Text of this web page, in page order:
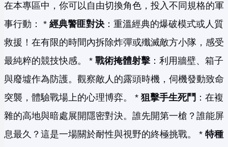
在本專區中，你可以自由切換角色，投入不同規格的軍
事行動： * 經典警匪對決 ：重溫經典的爆破模式或人質
救援！在有限的時間內拆除炸彈或殲滅敵方小隊，感受
最純粹的競技快感。 * 戰術掩體射擊 ：利用牆壁、箱子
與廢墟作為防護。觀察敵人的露頭時機，伺機發動致命
突襲，體驗戰場上的心理博弈。 * 狙擊手生死鬥 ：在複
雜的高地與暗處展開隱密對決。誰先開第一槍？誰能屏
息最久？這是一場關於耐性與視野的終極挑戰。 * 特種